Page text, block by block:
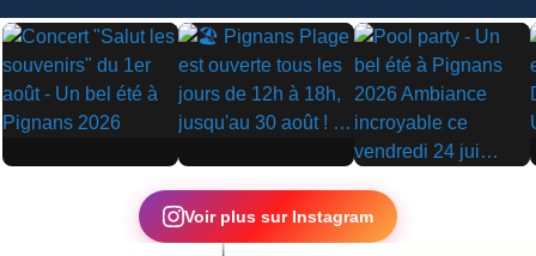
▶ ▶
▶
Voir plus sur Instagram